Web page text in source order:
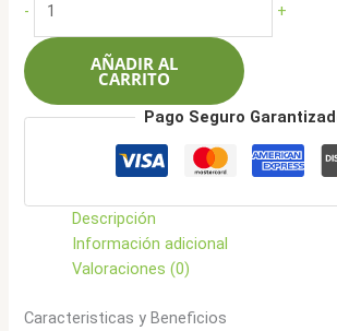
$3.222.900.
-
315/30ZR18
(98Y)
Zero
Rosso
+
AÑADIR AL
CARRITO
Pago Seguro
Descripción
Información adicional
Valoraciones (0)
Caracteristicas y Beneficios